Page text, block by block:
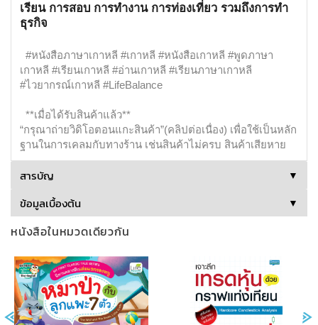
เรียน การสอบ การทำงาน การท่องเที่ยว รวมถึงการทำ
ธุรกิจ
#หนังสือภาษาเกาหลี #เกาหลี #หนังสือเกาหลี #พูดภาษา
เกาหลี #เรียนเกาหลี #อ่านเกาหลี #เรียนภาษาเกาหลี
#ไวยากรณ์เกาหลี #LifeBalance
**เมื่อได้รับสินค้าแล้ว**
“กรุณาถ่ายวิดิโอตอนแกะสินค้า”(คลิปต่อเนื่อง) เพื่อใช้เป็นหลัก
ฐานในการเคลมกับทางร้าน เช่นสินค้าไม่ครบ สินค้าเสียหาย
สารบัญ ▼
ข้อมูลเบื้องต้น ▼